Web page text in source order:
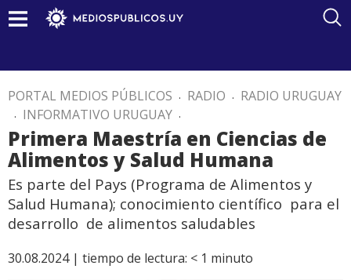
PORTAL MEDIOS PÚBLICOS . RADIO . RADIO URUGUAY
. INFORMATIVO URUGUAY .
Primera Maestría en Ciencias de
Alimentos y Salud Humana
Es parte del Pays (Programa de Alimentos y
Salud Humana); conocimiento científico para el
desarrollo de alimentos saludables
30.08.2024 | tiempo de lectura: < 1 minuto